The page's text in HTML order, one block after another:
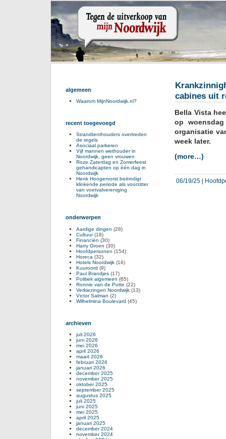
cabines uit
Bella Vista
op
organisatie
week later.
(more…)
06/19/25
algemeen
Waarom MijnNoordwijk.nl?
recent toegevoegd
Strandtenthouders overtreden
de regels
Asociaal parkeren
Vijf mannen wethouder in
Noordwijk, geen vrouwen
Roze Zaterdag en Zomerfeest
gehandicapten op één dag in
Noordwijk
Henk Hoogervorst beëindigt
klinkende periode als voorzitter
van voetvalvereniging
Noordwijk
onderwerpen
Aardige dingen (28)
Cultuur(18)
Financiën (30)
Harry Groen (30)
Hoofdpersonen (154)
Horeca (32)
Hotels Noordwijk (16)
Kuuroord (9)
Paul Brandjes (17)
Politiek algemeen (65)
Ronnie van de Putte (22)
Verkiezingen Noordwijk (13)
Victor Salman (2)
Wilhelmina Boulevard (45)
archieven
juli 2026
juni 2026
mei 2026
april 2026
maart 2026
februari 2026
januari 2026
december 2025
november 2025
oktober 2025
september 2025
augustus 2025
juli 2025
juni 2025
mei 2025
april 2025
januari 2025
december 2024
november 2024